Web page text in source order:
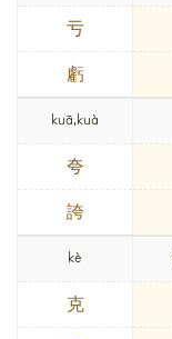
亏
虧
kuā,kuà
夸
誇
kè
克